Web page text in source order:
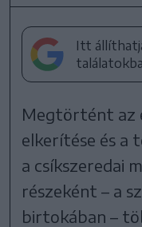
Itt
Megtörtént az
elkerítése és a
a csíkszeredai
részeként – a
birtokában –